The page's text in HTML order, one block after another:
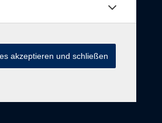
Dienstag
akzeptieren und schließen